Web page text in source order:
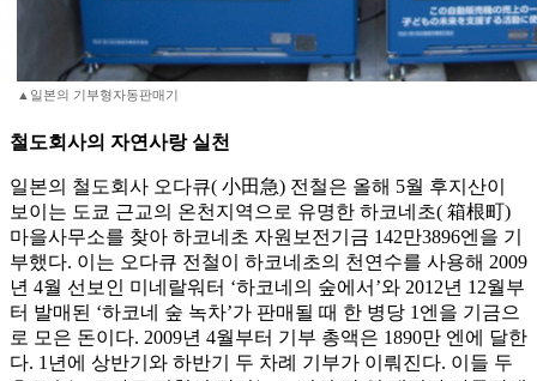
▲일본의 기부형자동판매기
철도회사의 자연사랑 실천
일본의 철도회사 오다큐( 小田急) 전철은 올해 5월 후지산이
보이는 도쿄 근교의 온천지역으로 유명한 하코네초( 箱根町)
마을사무소를 찾아 하코네초 자원보전기금 142만3896엔을 기
부했다. 이는 오다큐 전철이 하코네초의 천연수를 사용해 2009
년 4월 선보인 미네랄워터 ‘하코네의 숲에서’와 2012년 12월부
터 발매된 ‘하코네 숲 녹차’가 판매될 때 한 병당 1엔을 기금으
로 모은 돈이다. 2009년 4월부터 기부 총액은 1890만 엔에 달한
다. 1년에 상반기와 하반기 두 차례 기부가 이뤄진다. 이들 두